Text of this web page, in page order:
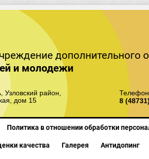
дополнительного
и молодежи
Узловский район,
дом 15
8
Политика в отношении обработки
качества Галерея Антидопинг